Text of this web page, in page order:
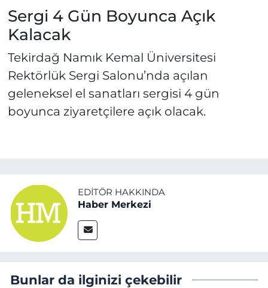
Sergi 4 Gün Boyunca Açık
Kalacak
Tekirdağ Namık Kemal Üniversitesi
Rektörlük Sergi Salonu’nda açılan
geleneksel el sanatları sergisi 4 gün
boyunca ziyaretçilere açık olacak.
EDITÖR HAKKINDA
Haber Merkezi
Bunlar da ilginizi çekebilir